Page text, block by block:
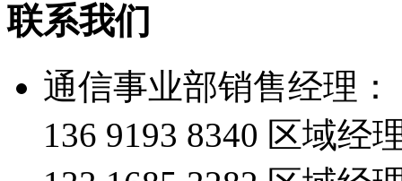
联系我们
通信事业部销售经理：
136 9193 8340 区域经